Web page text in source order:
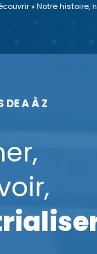
»Notre histoire,
DE A À Z